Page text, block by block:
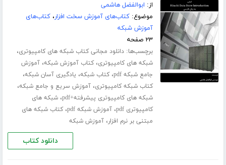
از: ابوالفضل هاشمی
موضوع:کتاب‌های آموزش سخت افزار،کتاب‌های
آموزش شبکه
۲۳ صفحه
برچسب‌ها:دانلود مجانی کتاب شبکه های کامپیوتری،
شبکه های کامپیوتری،کتاب آموزش شبکه،آموزش
جامع شبکه pdf
،کتاب شبکه، یادگیری آسان شبکه،
کتاب شبکه کامپیوتری،آموزش سریع و جامع شبکه،
شبکه های کامپیوتری پیشرفته+pdf ،شبکه های
کامپیوتری pdf
،آموزش شبکه pdf ،کتاب شبکه های
مبتنی بر نرم افزار،آموزش شبکه
دانلود کتاب